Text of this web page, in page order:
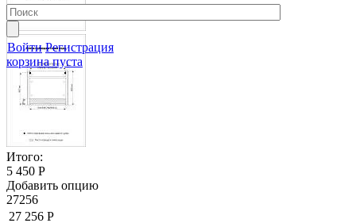
Войти Регистрация
корзина пуста
Итого:
5 450 Р
Добавить опцию
27256
27 256 Р